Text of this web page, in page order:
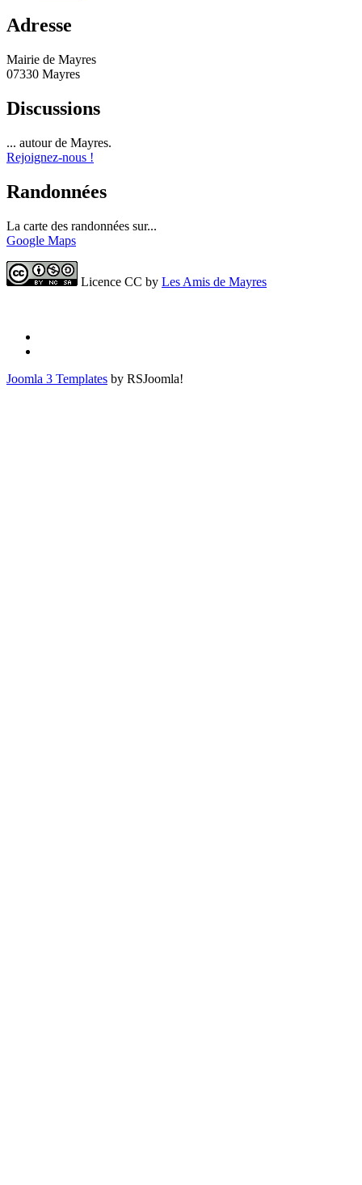
Adresse
Mairie de Mayres
07330 Mayres
Discussions
... autour de Mayres.
Rejoignez-nous !
Randonnées
La carte des randonnées sur...
Google Maps
Licence CC by Les Amis de Mayres
Joomla 3 Templates by RSJoomla!